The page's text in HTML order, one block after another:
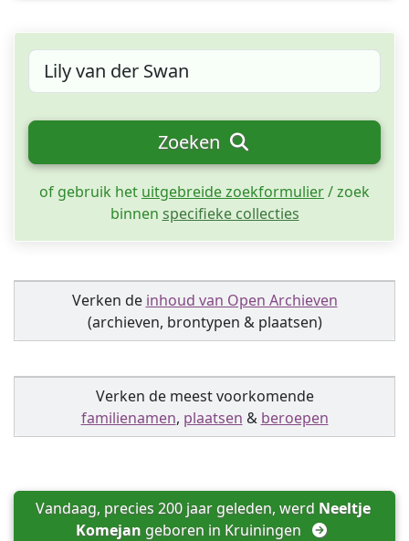
Zoeken
of gebruik het uitgebreide zoekformulier/ zoek
binnen specifieke collecties
Verken de inhoud van Open Archieven
(archieven, brontypen & plaatsen)
Verken de meest voorkomende
familienamen, plaatsen & beroepen
Vandaag, precies 200 jaar geleden, werd Neeltje
Komejan geboren in Kruiningen